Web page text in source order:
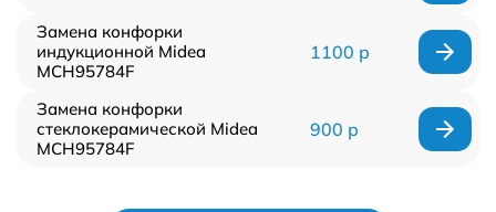
Замена конфорки
индукционной Midea
MCH95784F
1100 р
Замена конфорки
стеклокерамической Midea
MCH95784F
900 р